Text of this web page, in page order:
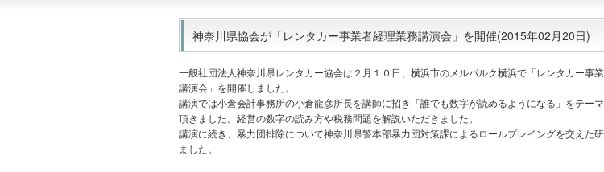
神奈川県協会が「レンタカー事業者経理業務講演会」を開催(2015年02月20日)
一般社団法人神奈川県レンタカー協会は２月１０日、横浜市のメルパルク横浜で「レンタカー事
講演会」を開催しました。
講演では小倉会計事務所の小倉龍彦所長を講師に招き「誰でも数字が読めるようになる」をテー
頂きました。経営の数字の読み方や税務問題を解説いただきました。
講演に続き、暴力団排除について神奈川県警本部暴力団対策課によるロールプレイングを交えた
ました。